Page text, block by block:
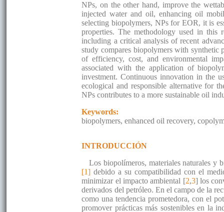
NPs, on the other hand, improve the
injected water and oil, enhancing oil
selecting biopolymers, NPs for EOR, it is
properties. The methodology used in this
including a critical analysis of recent
study compares biopolymers with synthetic
of efficiency, cost, and environmental
associated with the application of
investment. Continuous innovation in the
ecological and responsible alternative for
NPs contributes to a more sustainable oil
Keywords:
biopolymers, enhanced oil recovery,
INTRODUCCIÓN
Los biopolímeros, materiales naturales y
[1] debido a su compatibilidad con el
minimizar el impacto ambiental [2,3] los
derivados del petróleo. En el campo de la
como una tendencia prometedora, con el
promover prácticas más sostenibles en la